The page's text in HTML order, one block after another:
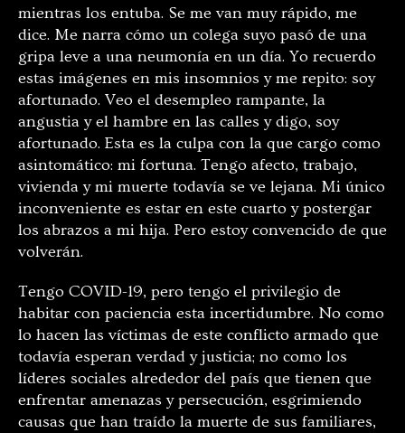
mientras los entuba. Se me van muy rápido, me
dice. Me narra cómo un colega suyo pasó de una
gripa leve a una neumonía en un día. Yo recuerdo
estas imágenes en mis insomnios y me repito: soy
afortunado. Veo el desempleo rampante, la
angustia y el hambre en las calles y digo, soy
afortunado. Esta es la culpa con la que cargo como
asintomático: mi fortuna. Tengo afecto, trabajo,
vivienda y mi muerte todavía se ve lejana. Mi único
inconveniente es estar en este cuarto y postergar
los abrazos a mi hija. Pero estoy convencido de que
volverán.
Tengo COVID-19, pero tengo el privilegio de
habitar con paciencia esta incertidumbre. No como
lo hacen las víctimas de este conflicto armado que
todavía esperan verdad y justicia; no como los
líderes sociales alrededor del país que tienen que
enfrentar amenazas y persecución, esgrimiendo
causas que han traído la muerte de sus familiares,